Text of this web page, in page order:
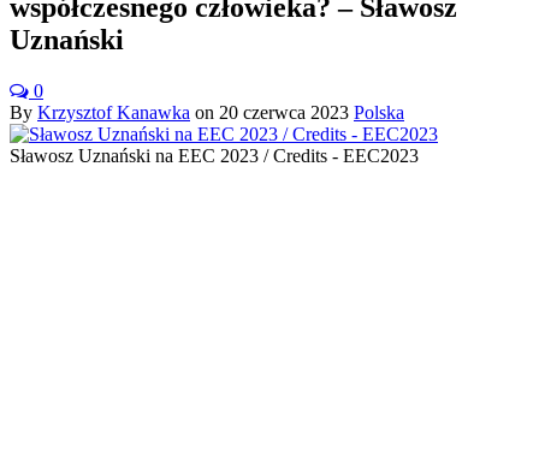
współczesnego człowieka? – Sławosz
Uznański
0
By Krzysztof Kanawka on 20 czerwca 2023 Polska
Sławosz Uznański na EEC 2023 / Credits - EEC2023